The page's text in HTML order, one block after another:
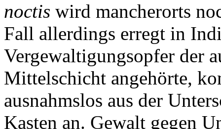
noctis wird mancherorts
Fall allerdings erregt in
Vergewaltigungsopfer der
Mittelschicht angehörte,
ausnahmslos aus der
Kasten an. Gewalt gegen